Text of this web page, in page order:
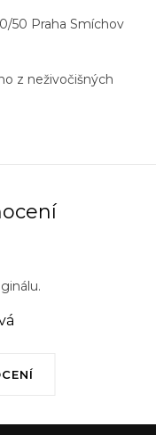
50 Praha Smíchov
z neživočišných